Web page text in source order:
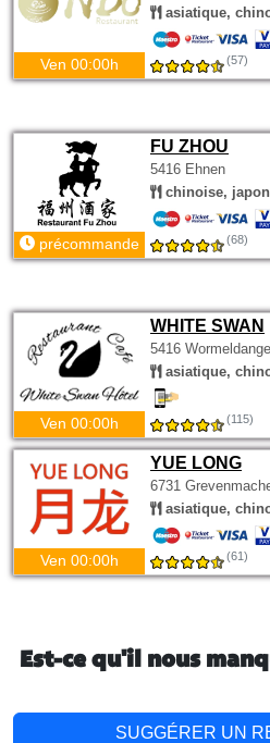
asiatique,
Ven 00:00h (57)
FU ZHOU
5416 Ehnen
chinoise,
précommande (68)
WHITE SWAN
5416 Wormeldange
asiatique,
Ven 00:00h (115)
YUE LONG
6731
asiatique,
Ven 00:00h (61)
Est-ce qu'il nous
SUGGÉRER UN